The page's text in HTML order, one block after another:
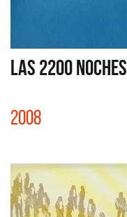
LAS 2200 NOCHES
2008